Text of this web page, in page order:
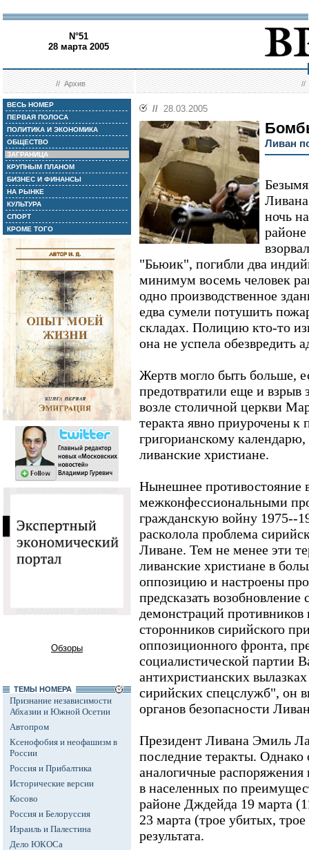
N°51
28 марта 2005
//Архив //
ВЕСЬ НОМЕР
ПЕРВАЯ ПОЛОСА
ПОЛИТИКА И ЭКОНОМИКА
ОБЩЕСТВО
ЗАГРАНИЦА
КРУПНЫМ ПЛАНОМ
БИЗНЕС И ФИНАНСЫ
НА РЫНКЕ
КУЛЬТУРА
СПОРТ
КРОМЕ ТОГО
Обзоры
ТЕМЫ НОМЕРА
Признание независимости
Абхазии и Южной Осетии
Автопром
Ксенофобия и неофашизм в
России
Россия и Прибалтика
Исторические версии
Косово
Россия и Белоруссия
Израиль и Палестина
Дело ЮКОСа
// 28.03.2005
Ливан
ночь
"Бьюик", погибли два
минимум восемь человек
одно производственное
едва сумели потушить
складах. Полицию кто-то
она не успела обезвредить
Жертв могло быть больше,
предотвратили еще и взрыв
возле столичной церкви
теракта явно приурочены к
григорианскому
ливанские христиане.
Нынешнее противостояние
межконфессиональными
гражданскую войну 1975--
расколола проблема
Ливане. Тем не менее эти
ливанские христиане в
оппозицию и настроены
предсказать
демонстраций противников
сторонников сирийского
оппозиционного фронта,
социалистической партии
антихристианских
сирийских спецслужб", он
органов безопасности
Президент Ливана Эмиль
последние теракты. Однако
аналогичные распоряжения
в населенных по
районе Дждейда 19 марта
23 марта (трое убитых,
результата.